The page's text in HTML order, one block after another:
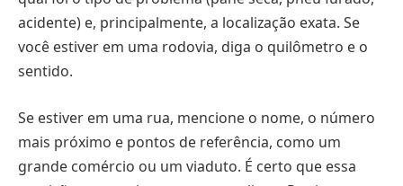
acidente) e, principalmente, a localização exata. Se
você estiver em uma rodovia, diga o quilômetro e o
sentido.
Se estiver em uma rua, mencione o nome, o número
mais próximo e pontos de referência, como um
grande comércio ou um viaduto. É certo que essa